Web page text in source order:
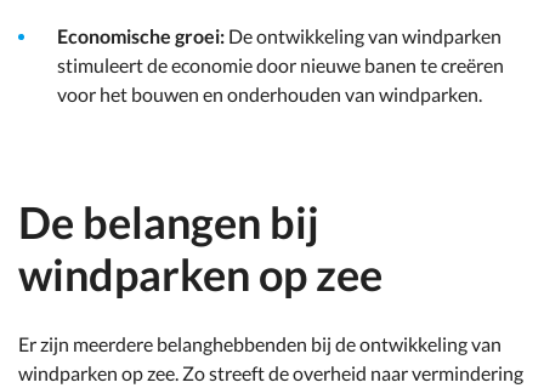
Economische groei: De ontwikkeling van windparken
stimuleert de economie door nieuwe banen te creëren
voor het bouwen en onderhouden van windparken.
De belangen bij
windparken op zee
Er zijn meerdere belanghebbenden bij de ontwikkeling van
windparken op zee. Zo streeft de overheid naar vermindering